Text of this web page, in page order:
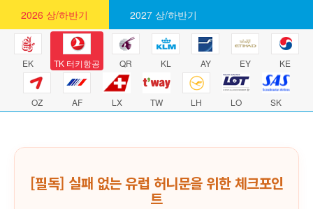
2026 상/하반기 2027 상/하반기
EK TK 터키항공 QR KL AY EY KE
OZ AF LX TW LH LO SK
[필독] 실패 없는 유럽 허니문을 위한 체크포인
트